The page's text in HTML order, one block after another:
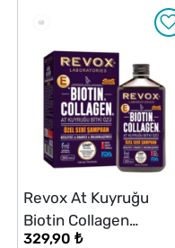
Revox At Kuyruğu
Biotin Collagen
Şampuan 360 ml
329,90 ₺